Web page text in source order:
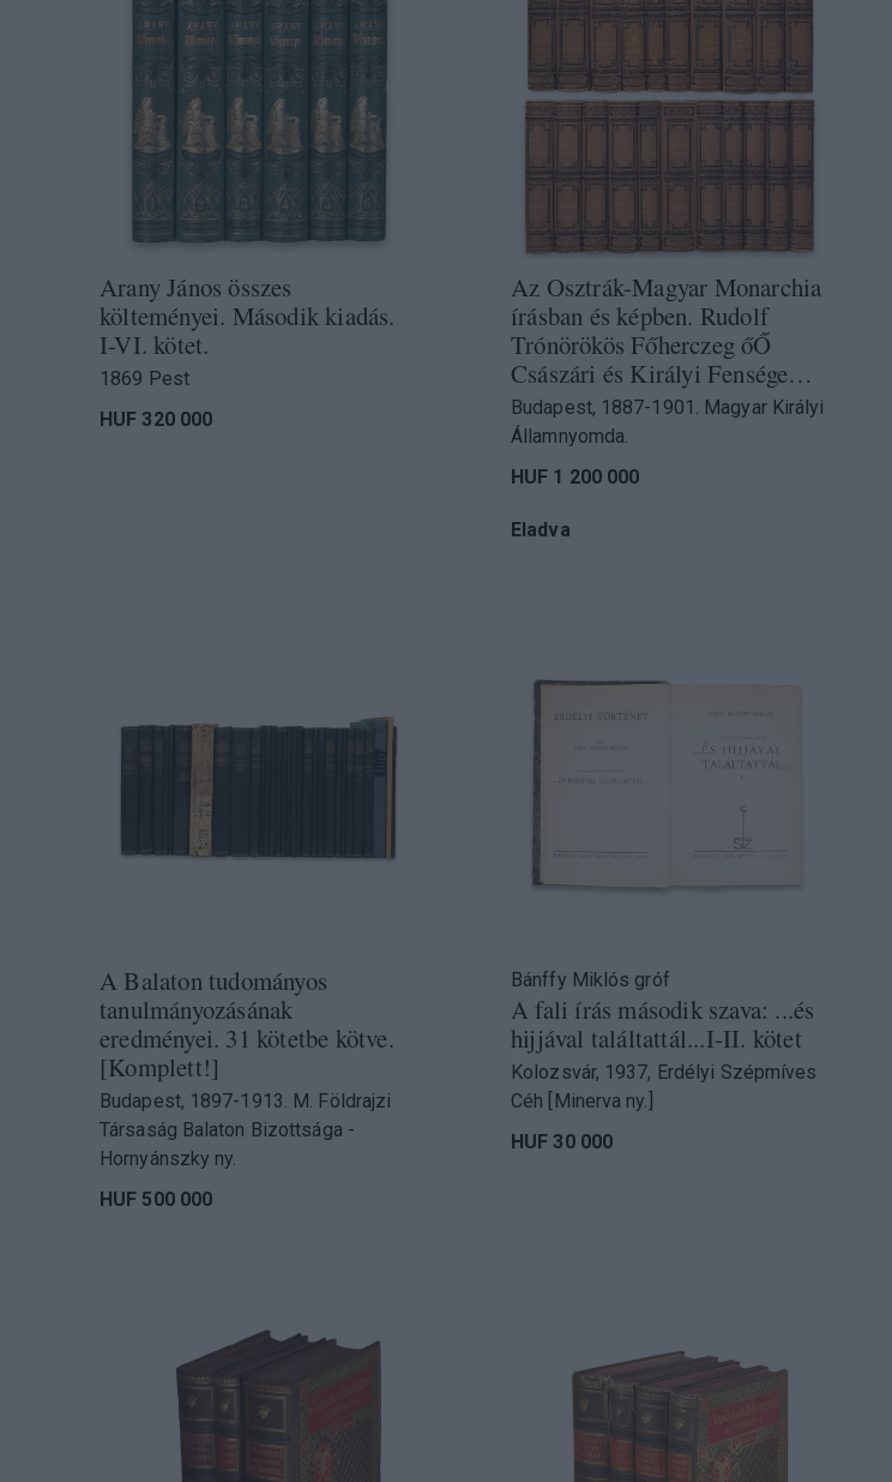
Arany János összes
költeményei. Második kiadás.
I-VI. kötet.
1869 Pest
HUF 320 000
Az Osztrák-Magyar Monarchia
írásban és képben. Rudolf
Trónörökös Főherczeg őŐ
Császári és Királyi Fensége…
Budapest, 1887-1901. Magyar Királyi
Államnyomda.
HUF 1 200 000
Eladva
A Balaton tudományos
tanulmányozásának
eredményei. 31 kötetbe kötve.
[Komplett!]
Budapest, 1897-1913. M. Földrajzi
Társaság Balaton Bizottsága -
Hornyánszky ny.
HUF 500 000
Bánffy Miklós gróf
A fali írás második szava: ...és
hijjával találtattál...I-II. kötet
Kolozsvár, 1937, Erdélyi Szépmíves
Céh [Minerva ny.]
HUF 30 000